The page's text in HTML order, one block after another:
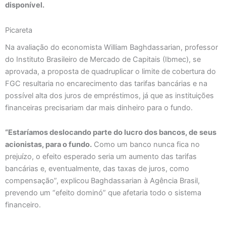
disponível.
Picareta
Na avaliação do economista William Baghdassarian, professor
do Instituto Brasileiro de Mercado de Capitais (Ibmec), se
aprovada, a proposta de quadruplicar o limite de cobertura do
FGC resultaria no encarecimento das tarifas bancárias e na
possível alta dos juros de empréstimos, já que as instituições
financeiras precisariam dar mais dinheiro para o fundo.
“Estaríamos deslocando parte do lucro dos bancos, de seus
acionistas, para o fundo. Como um banco nunca fica no
prejuízo, o efeito esperado seria um aumento das tarifas
bancárias e, eventualmente, das taxas de juros, como
compensação”, explicou Baghdassarian à Agência Brasil,
prevendo um “efeito dominó” que afetaria todo o sistema
financeiro.